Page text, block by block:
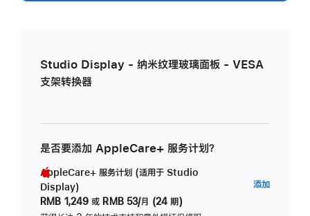
Studio Display - 纳米纹理玻璃面板 - VESA
支架转换器
是否要添加 AppleCare+ 服务计划？
AppleCare+ 服务计划 (适用于 Studio
Display)
RMB 1,249 或 RMB 53/月 (24 期)
添加